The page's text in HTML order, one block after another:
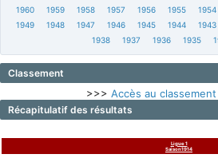
1960
1959 1958 1957 1956 1955 1954
1949
1948 1947 1946 1945 1944 1943
1938
1937 1936 1935
Classement
>>> Accès au
Récapitulatif des résultats
Ligue 1
Saison1914